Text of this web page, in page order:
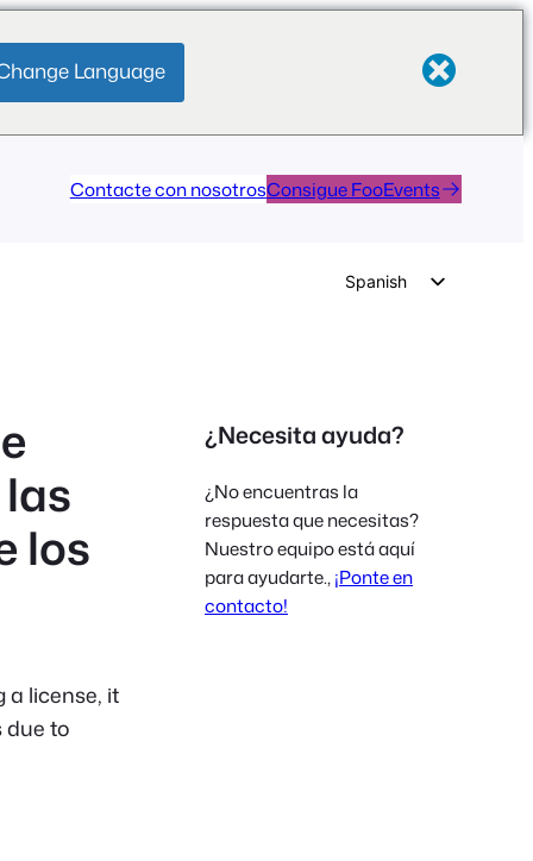
Language
Contacte con nosotrosConsigue FooEvents
Spanish
Italian
French
Polish
los
a license, it
due to
¿Necesita ayuda?
¿No encuentras la
respuesta que necesitas?
Nuestro equipo está aquí
para ayudarte.,¡Ponte en
contacto!